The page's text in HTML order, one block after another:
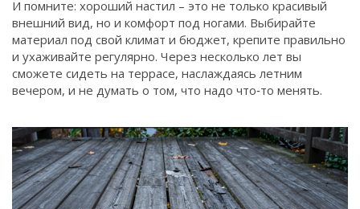
И помните: хороший настил – это не только красивый
внешний вид, но и комфорт под ногами. Выбирайте
материал под свой климат и бюджет, крепите правильно
и ухаживайте регулярно. Через несколько лет вы
сможете сидеть на террасе, наслаждаясь летним
вечером, и не думать о том, что надо что‑то менять.